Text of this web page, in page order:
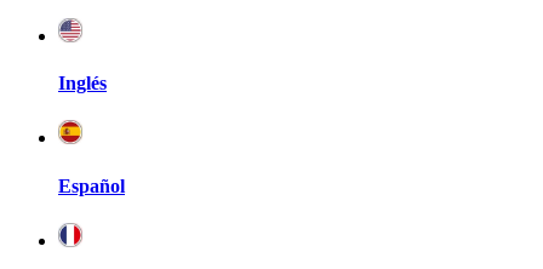
Inglés
Español